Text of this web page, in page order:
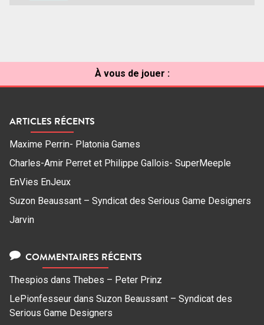
À vous de jouer :
ARTICLES RÉCENTS
Maxime Perrin- Platonia Games
Charles-Amir Perret et Philippe Gallois- SuperMeeple
EnVies EnJeux
Suzon Beaussant – Syndicat des Serious Game Designers
Jarvin
COMMENTAIRES RÉCENTS
Thespios dans Thebes – Peter Prinz
LePionfesseur dans Suzon Beaussant – Syndicat des
Serious Game Designers